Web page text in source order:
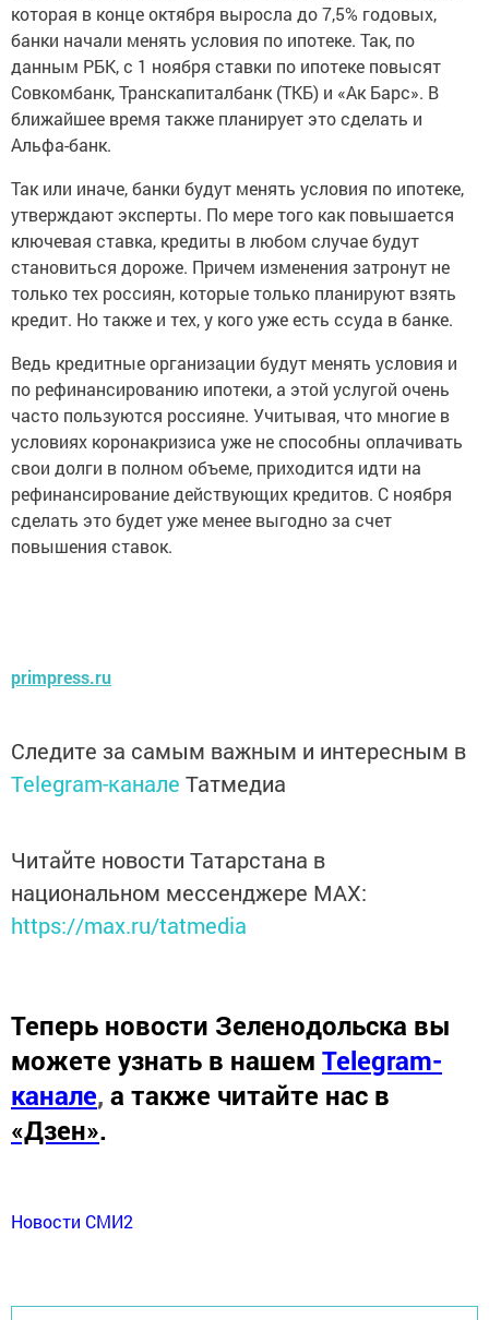
которая в конце октября выросла до 7,5% годовых,
банки начали менять условия по ипотеке. Так, по
данным РБК, с 1 ноября ставки по ипотеке повысят
Совкомбанк, Транскапиталбанк (ТКБ) и «Ак Барс». В
ближайшее время также планирует это сделать и
Альфа-банк.
Так или иначе, банки будут менять условия по ипотеке,
утверждают эксперты. По мере того как повышается
ключевая ставка, кредиты в любом случае будут
становиться дороже. Причем изменения затронут не
только тех россиян, которые только планируют взять
кредит. Но также и тех, у кого уже есть ссуда в банке.
Ведь кредитные организации будут менять условия и
по рефинансированию ипотеки, а этой услугой очень
часто пользуются россияне. Учитывая, что многие в
условиях коронакризиса уже не способны оплачивать
свои долги в полном объеме, приходится идти на
рефинансирование действующих кредитов. С ноября
сделать это будет уже менее выгодно за счет
повышения ставок.
primpress.ru
Следите за самым важным и интересным в
Telegram-канале Татмедиа
Читайте новости Татарстана в
национальном мессенджере MАХ:
https://max.ru/tatmedia
Теперь новости Зеленодольска вы
можете узнать в нашем Telegram-
канале, а также читайте нас в
«Дзен».
Новости СМИ2